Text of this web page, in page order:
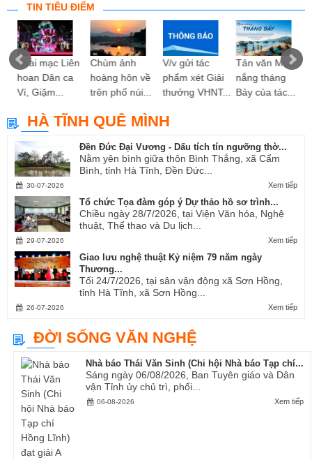
TIN TIÊU ĐIỂM
Khai mạc Liên
hoan Dân ca
Ví, Giặm...
Chùm ảnh
hoàng hôn về
trên phố núi...
V/v gửi tác
phẩm xét Giải
thưởng VHNT...
Tản văn Mùa
nắng tháng
Bảy của tác...
HÀ TĨNH QUÊ MÌNH
Đền Đức Đại Vương - Dấu tích tín ngưỡng thờ...
Nằm yên bình giữa thôn Bình Thắng, xã Cẩm
Bình, tỉnh Hà Tĩnh, Đền Đức...
Xem tiếp
30-07-2026
Tổ chức Tọa đàm góp ý Dự thảo hồ sơ trình...
Chiều ngày 28/7/2026, tại Viện Văn hóa, Nghệ
thuật, Thể thao và Du lịch...
Xem tiếp
29-07-2026
Giao lưu nghệ thuật Kỷ niệm 79 năm ngày
Thương...
Tối 24/7/2026, tại sân vận động xã Sơn Hồng,
tỉnh Hà Tĩnh, xã Sơn Hồng...
Xem tiếp
26-07-2026
ĐỜI SỐNG VĂN NGHỆ
Nhà báo Thái Văn Sinh (Chi hội Nhà báo Tạp chí...
Sáng ngày 06/08/2026, Ban Tuyên giáo và Dân
vận Tỉnh ủy chủ trì, phối...
Xem tiếp
06-08-2026